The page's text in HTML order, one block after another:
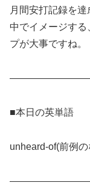
月間安打記録を
中でイメージす
プが大事ですね。
■本日の英単語
unheard-of(前例